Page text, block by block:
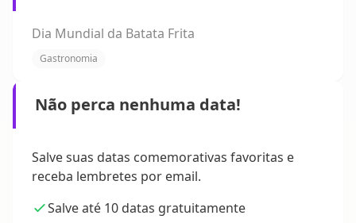
Dia Mundial da Batata Frita
Gastronomia
Não perca nenhuma data!
Salve suas datas comemorativas favoritas e
receba lembretes por email.
Salve até 10 datas gratuitamente